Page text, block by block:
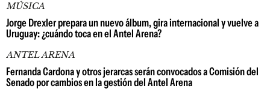
MÚSICA
Jorge Drexler prepara un nuevo álbum, gira internacional y vuelve a
Uruguay: ¿cuándo toca en el Antel Arena?
ANTEL ARENA
Fernanda Cardona y otros jerarcas serán convocados a Comisión del
Senado por cambios en la gestión del Antel Arena